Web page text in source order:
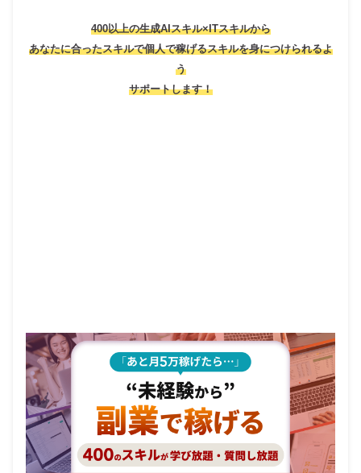
400以上の生成AIスキル×ITスキルから
あなたに合ったスキルで個人で稼げるスキルを身につけられるよ
う
サポートします！